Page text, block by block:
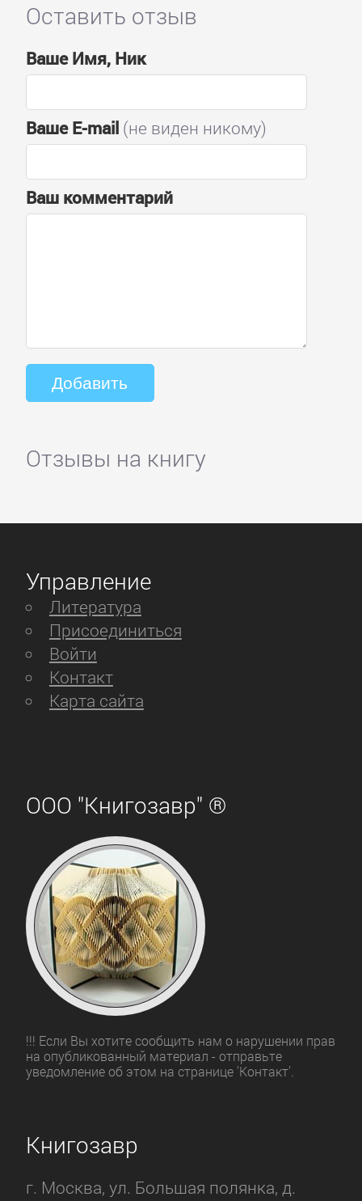
Оставить отзыв
Ваше Имя, Ник
Ваше E-mail(не виден никому)
Ваш комментарий
Отзывы на книгу
Управление
Литература
Присоединиться
Войти
Контакт
Карта сайта
ООО "Книгозавр" ®
!!! Если Вы хотите сообщить нам о нарушении прав
на опубликованный материал - отправьте
уведомление об этом на странице 'Контакт'.
Книгозавр
г. Москва, ул. Большая полянка, д.